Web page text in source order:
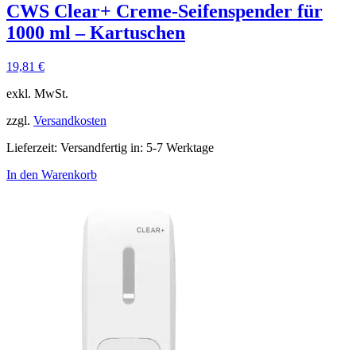
CWS Clear+ Creme-Seifenspender für
1000 ml – Kartuschen
19,81 €
exkl. MwSt.
zzgl. Versandkosten
Lieferzeit: Versandfertig in: 5-7 Werktage
In den Warenkorb